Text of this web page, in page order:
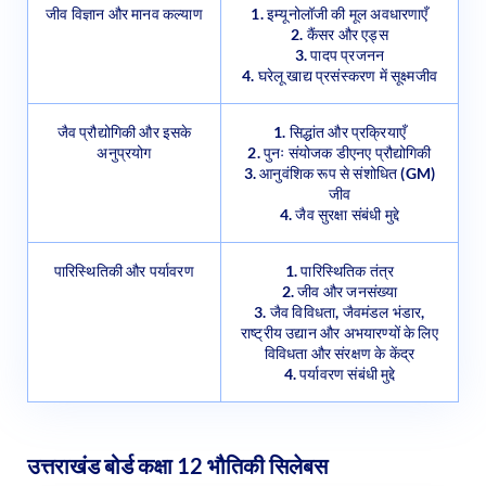
2. कैंसर और एड्स
3. पादप प्रजनन
4. घरेलू खाद्य प्रसंस्करण में सूक्ष्मजीव
जैव प्रौद्योगिकी और इसके
अनुप्रयोग
1. सिद्धांत और प्रक्रियाएँ
2. पुनः संयोजक डीएनए प्रौद्योगिकी
3. आनुवंशिक रूप से संशोधित (GM)
जीव
4. जैव सुरक्षा संबंधी मुद्दे
पारिस्थितिकी और पर्यावरण
1. पारिस्थितिक तंत्र
2. जीव और जनसंख्या
3. जैव विविधता, जैवमंडल भंडार,
राष्ट्रीय उद्यान और अभयारण्यों के लिए
विविधता और संरक्षण के केंद्र
4. पर्यावरण संबंधी मुद्दे